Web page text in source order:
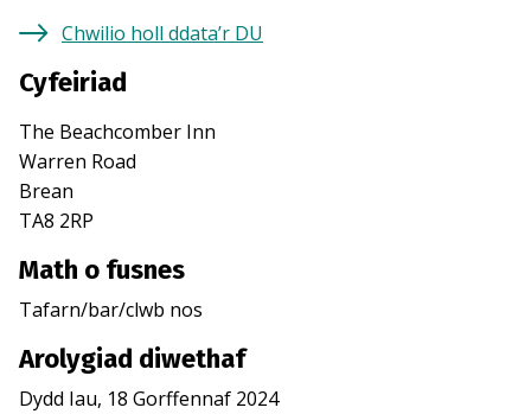
Chwilio holl ddata’r DU
Cyfeiriad
The Beachcomber Inn
Warren Road
Brean
TA8 2RP
Math o fusnes
Tafarn/bar/clwb nos
Arolygiad diwethaf
Dydd Iau, 18 Gorffennaf 2024